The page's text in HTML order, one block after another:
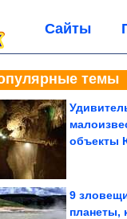
Сайты
темы
объекты
9
планеты,